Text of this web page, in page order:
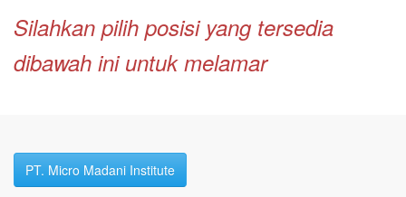
Silahkan pilih posisi yang tersedia
dibawah ini untuk melamar
PT. Micro Madani Institute